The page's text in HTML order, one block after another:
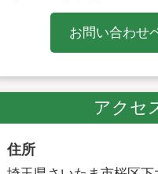
お問い合わせ
アクセ
住所